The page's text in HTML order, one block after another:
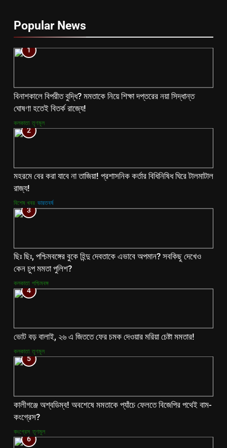
Popular News
1
বিনাশকালে বিপরীত বুদ্ধি? মমতাকে নিয়ে শিক্ষা দপ্তরের নয়া সিদ্ধান্ত
ঘোষণা হতেই বিতর্ক রাজ্যে!
কলকাতা তৃণমূল
2
মহরমে বের করা যাবে না তাজিয়া! প্রশাসনিক কর্তার বিধিনিষিধ ঘিরে টালমাটাল
রাজ্য!
বিশেষ খবর ভারতবর্ষ
3
ছিঃ ছিঃ, পশ্চিমবঙ্গের বুকে হিন্দু দেবতাকে এভাবে অপমান? সবকিছু দেখেও
কেন চুপ মমতা পুলিশ?
কলকাতা পশ্চিমবঙ্গ
4
ভোট বড় বালাই, ২৬ এ জিততে ফের চমক দেওয়ার মরিয়া চেষ্টা মমতার!
কলকাতা তৃণমূল
5
কালীগঞ্জে অশ্বডিম্ব! অবশেষে মমতাকে প্যাঁচে ফেলতে বিজেপির পথেই বাম-
কংগ্রেস?
কংগ্রেস তৃণমূল
6